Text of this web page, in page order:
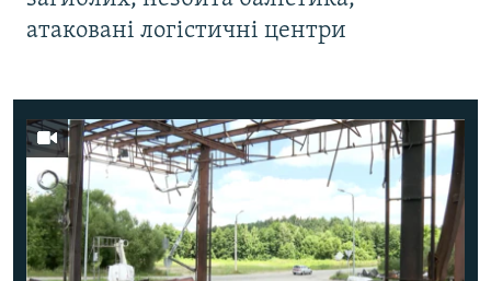
атаковані логістичні центри